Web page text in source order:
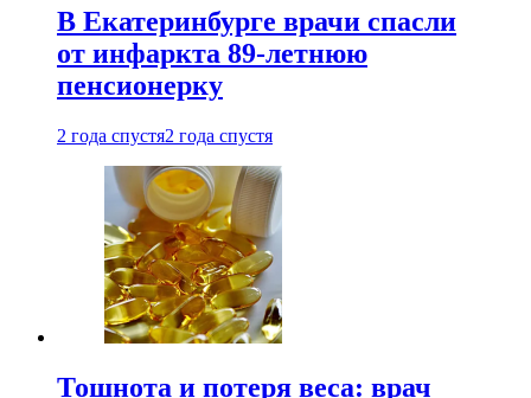
В Екатеринбурге врачи спасли
от инфаркта 89-летнюю
пенсионерку
2 года спустя2 года спустя
Тошнота и потеря веса: врач